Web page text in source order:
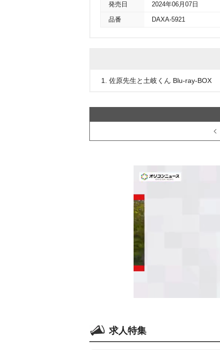
発売日 2024年06月07日
品番 DAXA-5921
1. 佐原先生と土岐くん Blu-ray-BOX
求人特集